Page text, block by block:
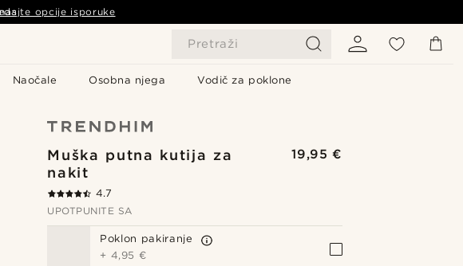
Pretraži
Naočale Osobna njega Vodič za poklone
opcije isporuke
Muška putna kutija za
nakit
19,95 €
4.7
UPOTPUNITE SA
Poklon pakiranje
+ 4,95 €